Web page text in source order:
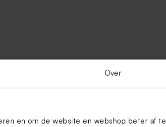
Over
en om de website en webshop beter af te